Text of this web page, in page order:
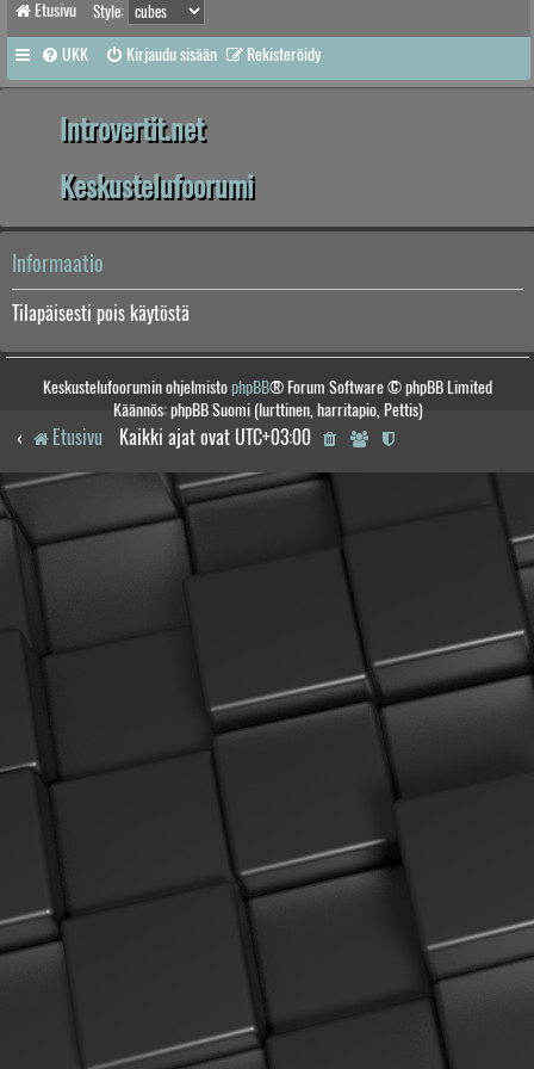
Etusivu Style:
UKK Kirjaudu sisään Rekisteröidy
Introvertit.net
Keskustelufoorumi
Informaatio
Tilapäisesti pois käytöstä
Keskustelufoorumin ohjelmistophpBB® Forum Software © phpBB Limited
Käännös: phpBB Suomi (lurttinen, harritapio, Pettis)
Etusivu Kaikki ajat ovat UTC+03:00